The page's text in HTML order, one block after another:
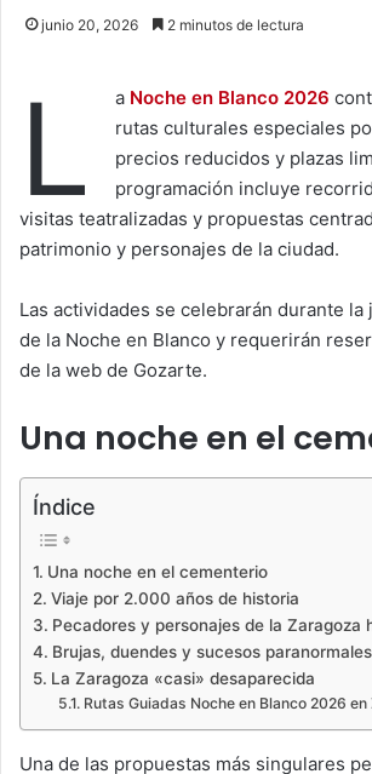
junio 20, 2026 2 minutos de lectura
L a Noche en Blanco 2026
rutas culturales especiales
precios reducidos y plazas
programación incluye
visitas teatralizadas y propuestas
patrimonio y personajes de la ciudad.
Las actividades se celebrarán durante la
de la Noche en Blanco y requerirán
de la web de Gozarte.
Una noche en el
Índice
Una noche en el cementerio
Viaje por 2.000 años de historia
Pecadores y personajes de la Zaragoza
Brujas, duendes y sucesos paranormales
La Zaragoza «casi» desaparecida
Rutas Guiadas Noche en Blanco 2026
Una de las propuestas más singulares